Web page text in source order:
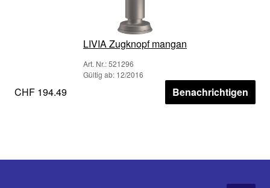
LIVIA Zugknopf mangan
Art. Nr.: 521296
Gültig ab: 12/2016
CHF 194.49 Benachrichtigen